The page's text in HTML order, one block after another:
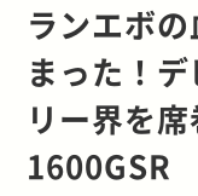
ランエボ
まった！
リー界を
1600GSR